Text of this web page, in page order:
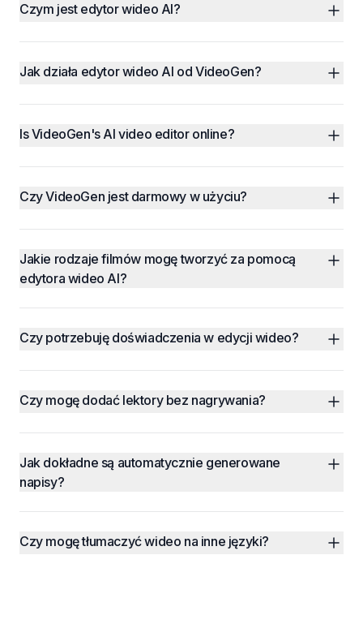
Czym jest edytor wideo AI?
Jak działa edytor wideo AI od VideoGen?
Is VideoGen's AI video editor online?
Czy VideoGen jest darmowy w użyciu?
Jakie rodzaje filmów mogę tworzyć za pomocą
edytora wideo AI?
Czy potrzebuję doświadczenia w edycji wideo?
Czy mogę dodać lektory bez nagrywania?
Jak dokładne są automatycznie generowane
napisy?
Czy mogę tłumaczyć wideo na inne języki?